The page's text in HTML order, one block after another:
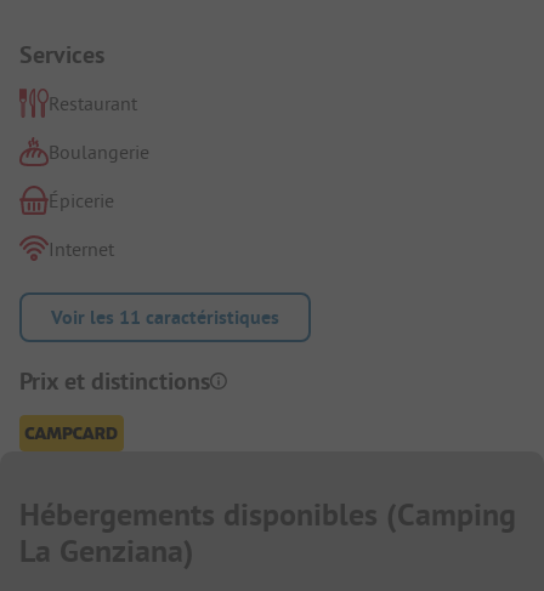
Services
Restaurant
Boulangerie
Épicerie
Internet
Voir les 11 caractéristiques
Prix et distinctions
Hébergements disponibles (Camping
La Genziana)